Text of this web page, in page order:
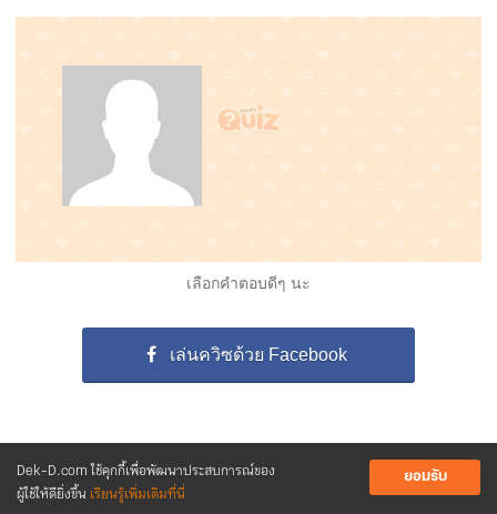
Dek-D.com ใช้คุกกี้เพื่อพัฒนาประสบการณ์ของ
ผู้ใช้ให้ดียิ่งขึ้น เรียนรู้เพิ่มเติมที่นี่
ยอมรับ
เลือกคำตอบดีๆ นะ
เล่นควิซด้วย Facebook